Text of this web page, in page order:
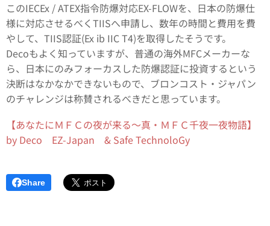
このIECEx / ATEX指令防爆対応EX-FLOWを、日本の防爆仕
様に対応させるべくTIISへ申請し、数年の時間と費用を費
やして、TIIS認証(Ex ib IIC T4)を取得したそうです。
Decoもよく知っていますが、普通の海外MFCメーカーな
ら、日本にのみフォーカスした防爆認証に投資するという
決断はなかなかできないもので、ブロンコスト・ジャパン
のチャレンジは称賛されるべきだと思っています。
【あなたにＭＦＣの夜が来る～真・ＭＦＣ千夜一夜物語】
by Deco EZ-Japan & Safe TechnoloGy
Share